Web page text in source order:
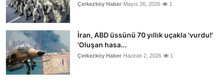
Çerkezköy Haber Mayıs 26, 2026 1
İran, ABD üssünü 70 yıllık uçakla 'vurdu!'
'Oluşan hasa...
Çerkezköy Haber Haziran 2, 2026 1